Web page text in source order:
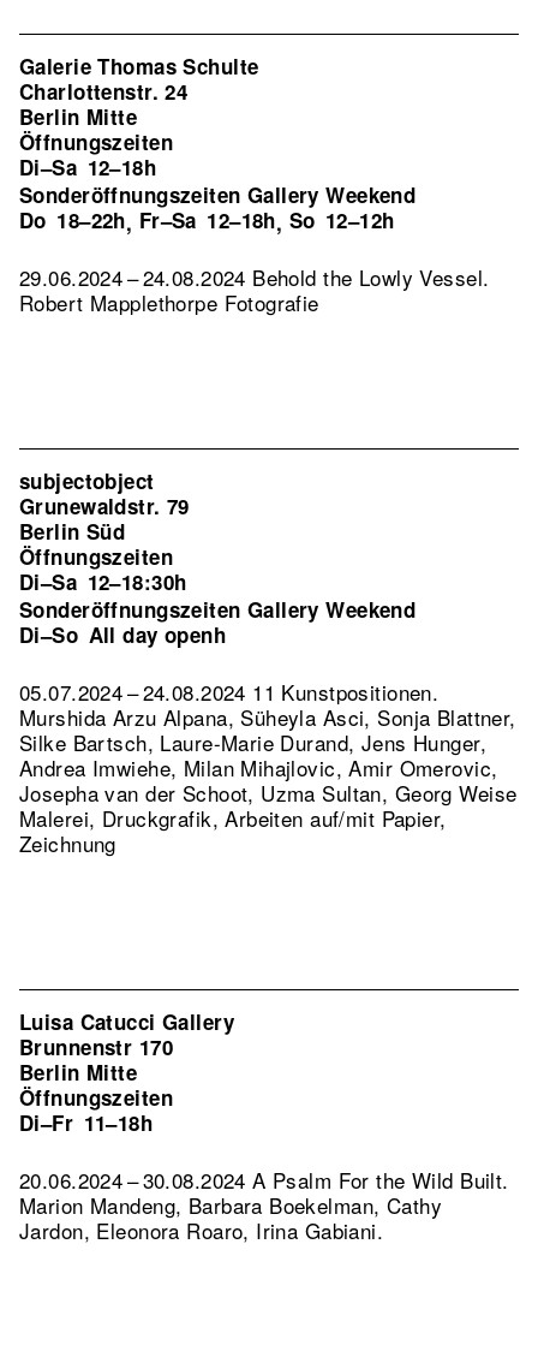
Galerie Thomas Schulte
Charlottenstr. 24
Berlin Mitte
Öffnungszeiten
Di–Sa 12–18h
Sonderöffnungszeiten Gallery Weekend
Do 18–22h, Fr–Sa 12–18h, So 12–12h
29.06.2024 – 24.08.2024 Behold the Lowly Vessel.
Robert Mapplethorpe Fotografie
subjectobject
Grunewaldstr. 79
Berlin Süd
Öffnungszeiten
Di–Sa 12–18:30h
Sonderöffnungszeiten Gallery Weekend
Di–So All day openh
05.07.2024 – 24.08.2024 11 Kunstpositionen.
Murshida Arzu Alpana, Süheyla Asci, Sonja Blattner,
Silke Bartsch, Laure-Marie Durand, Jens Hunger,
Andrea Imwiehe, Milan Mihajlovic, Amir Omerovic,
Josepha van der Schoot, Uzma Sultan, Georg Weise
Malerei, Druckgrafik, Arbeiten auf/mit Papier,
Zeichnung
Luisa Catucci Gallery
Brunnenstr 170
Berlin Mitte
Öffnungszeiten
Di–Fr 11–18h
20.06.2024 – 30.08.2024 A Psalm For the Wild Built.
Marion Mandeng, Barbara Boekelman, Cathy
Jardon, Eleonora Roaro, Irina Gabiani.